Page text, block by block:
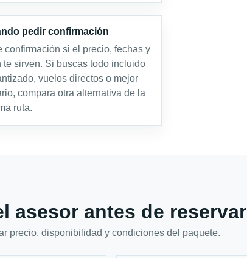
pedir confirmación
confirmación si el precio, fechas y
te sirven. Si buscas todo incluido
vuelos directos o mejor
compara otra alternativa de la
ruta.
asesor antes de reservar
precio, disponibilidad y condiciones del paquete.